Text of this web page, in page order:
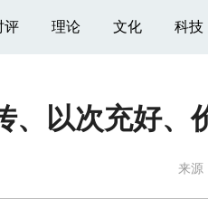
评 理论 文化 科技
、以次充好
来源